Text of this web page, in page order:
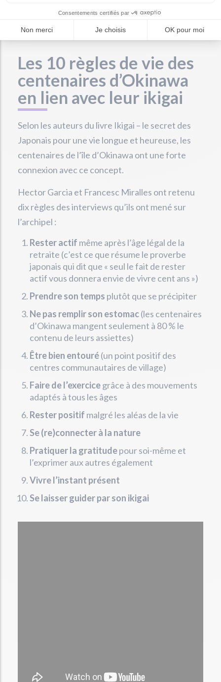
Les 10 règles de vie des
centenaires d’Okinawa
en lien avec leur ikigai
Selon les auteurs du livre Ikigai – le secret des
Japonais pour une vie longue et heureuse, les
centenaires de l’île d’Okinawa ont une forte
connexion avec ce concept.
Hector Garcia et Francesc Miralles ont retenu
dix règles des interviews qu’ils ont mené sur
l’archipel :
Rester actif même après l’âge légal de la
retraite (c’est ce que résume le proverbe
japonais qui dit que « seul le fait de rester
actif vous donnera envie de vivre cent ans »)
Prendre son temps plutôt que se précipiter
Ne pas remplir son estomac(les centenaires
d’Okinawa mangent seulement à 80 % le
contenu de leurs assiettes)
Être bien entouré(un point positif des
centres communautaires de village)
Faire de l’exercicegrâce à des mouvements
adaptés à tous les âges
Rester positif malgré les aléas de la vie
Se (re)connecter à la nature
Pratiquer la gratitudepour soi-même et
l’exprimer aux autres également
Vivre l’instant présent
Se laisser guider par son ikigai